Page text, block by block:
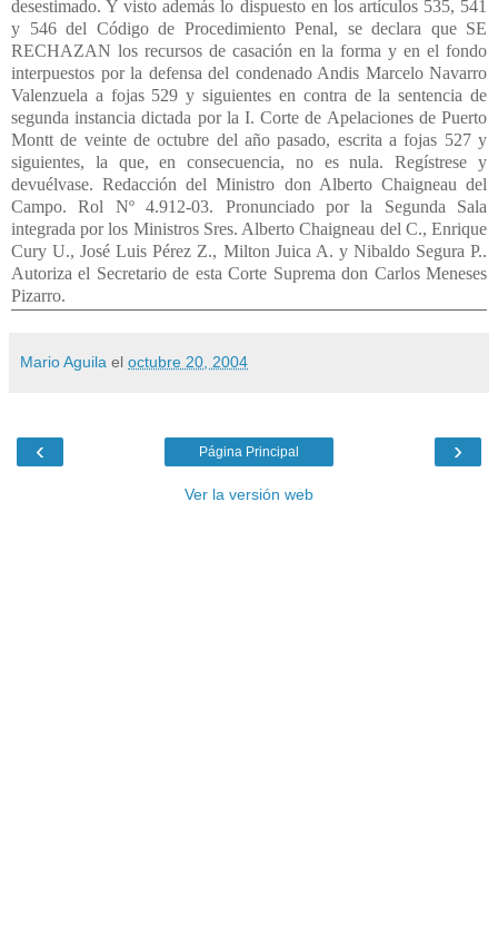
Mario Aguila el octubre 20, 2004
‹ ›
Página Principal
Ver la versión web